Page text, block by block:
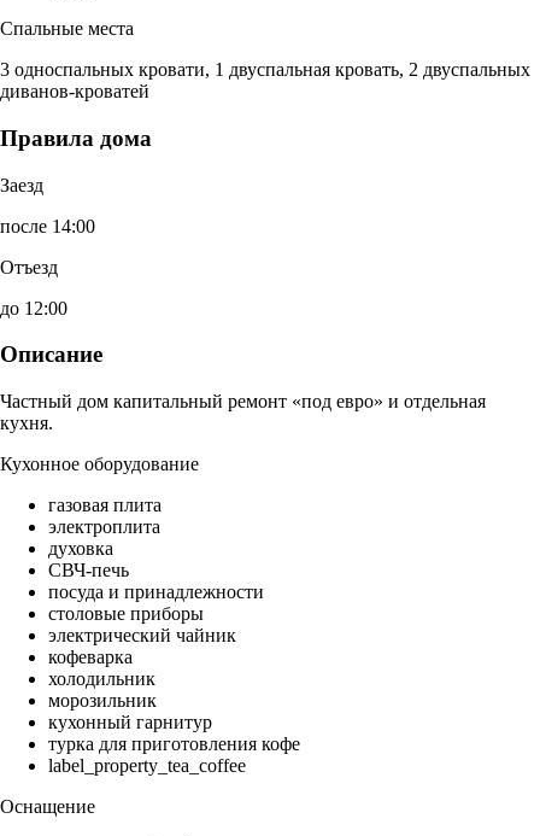
Спальные места
3 односпальных кровати, 1 двуспальная кровать, 2 двуспальных
диванов-кроватей
Правила дома
Заезд
после 14:00
Отъезд
до 12:00
Описание
Частный дом капитальный ремонт «под евро» и отдельная
кухня.
Кухонное оборудование
газовая плита
электроплита
духовка
СВЧ-печь
посуда и принадлежности
столовые приборы
электрический чайник
кофеварка
холодильник
морозильник
кухонный гарнитур
турка для приготовления кофе
label_property_tea_coffee
Оснащение